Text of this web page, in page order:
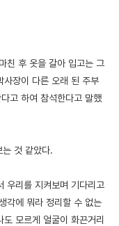
친 후 옷을 갈아 입고는 그
사장이 다른 오래 된 주부
고 하여 참석한다고 말했
것 같았다.
우리를 지켜보며 기다리고
각에 뭐라 정리할 수 없는
모르게 얼굴이 화끈거리